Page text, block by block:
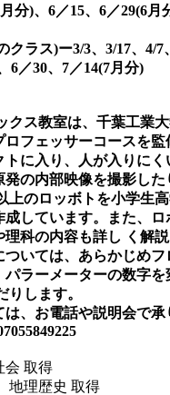
分)、6／15、6／29(6月
ラス)ー3/3、3/17、4/7
6／30、7／14(7月分)
クス教室は、千葉工業
フェッサーコースを監
トに入り、人が入りに
の内部映像を撮影した
上のロッボトを小学生
成しています。また、
科の内容も詳し く解
いては、あらかじめフ
ラーメーターの数字を
りします。
、お電話や説明会で承
会 取得
地理歴史 取得